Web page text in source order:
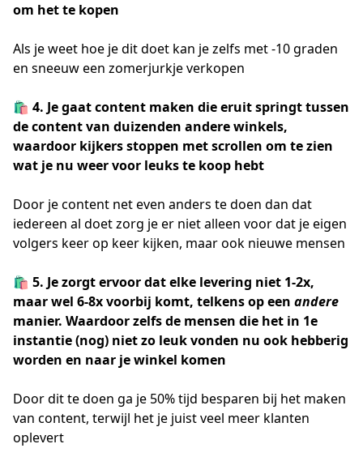
om het te kopen
Als je weet hoe je dit doet kan je zelfs met -10 graden
en sneeuw een zomerjurkje verkopen
🛍️ 4. Je gaat content maken die eruit springt tussen
de content van duizenden andere winkels,
waardoor kijkers stoppen met scrollen om te zien
wat je nu weer voor leuks te koop hebt
Door je content net even anders te doen dan dat
iedereen al doet zorg je er niet alleen voor dat je eigen
volgers keer op keer kijken, maar ook nieuwe mensen
🛍️ 5. Je zorgt ervoor dat elke levering niet 1-2x,
maar wel 6-8x voorbij komt, telkens op een andere
manier. Waardoor zelfs de mensen die het in 1e
instantie (nog) niet zo leuk vonden nu ook hebberig
worden en naar je winkel komen
Door dit te doen ga je 50% tijd besparen bij het maken
van content, terwijl het je juist veel meer klanten
oplevert